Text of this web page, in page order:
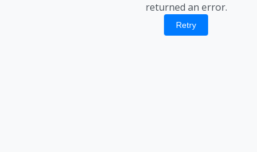
returned an error.
Retry